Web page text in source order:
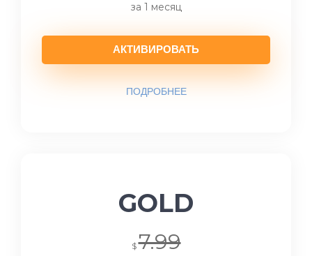
за 1 месяц
АКТИВИРОВАТЬ
ПОДРОБНЕЕ
GOLD
$ 7.99